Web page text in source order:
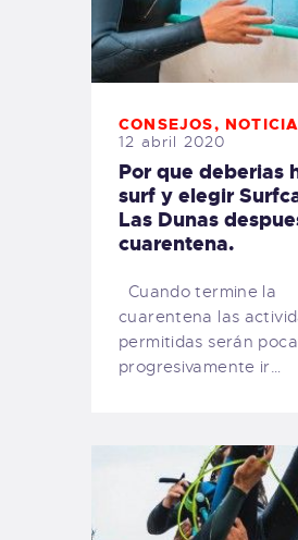
CONSEJOS,
12 abril 2020
Por que deberias
surf y elegir
Las Dunas
cuarentena.
Cuando termine la
cuarentena las
permitidas serán
progresivamente ir…